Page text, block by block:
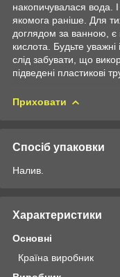
накопичувалася вода.
якомога раніше. Для
доглядом за ванною, є
кислота. Будьте
слід забувати, що
підведені пластикові
Приховати
Спосіб упаковки
Налив.
Характеристики
Основні
Країна виробник